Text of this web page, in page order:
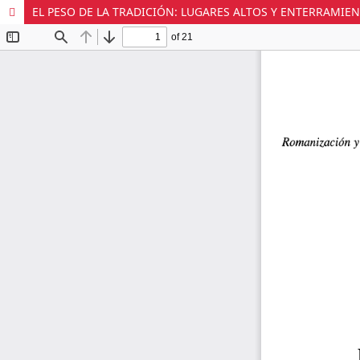
EL PESO DE LA TRADICIÓN: LUGARES ALTOS Y